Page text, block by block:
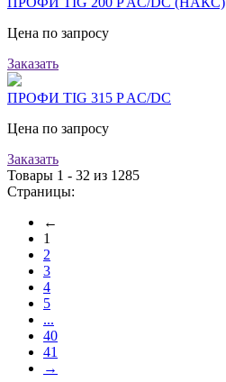
Цена по запросу
Заказать
ПРОФИ TIG 315 P AC/DC
Цена по запросу
Заказать
Товары 1 - 32 из 1285
Страницы:
←
1
2
3
4
5
...
40
41
→